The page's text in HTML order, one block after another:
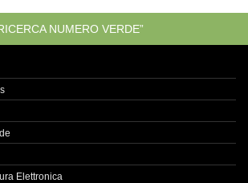
NUMERO VERDE”
Elettronica